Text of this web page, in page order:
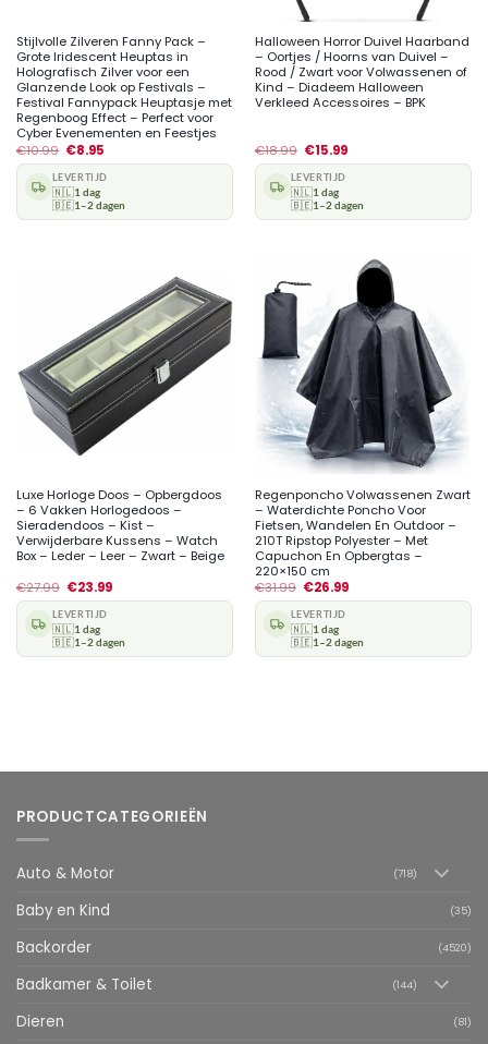
Stijlvolle Zilveren Fanny Pack –
Grote Iridescent Heuptas in
Holografisch Zilver voor een
Glanzende Look op Festivals –
Festival Fannypack Heuptasje met
Regenboog Effect – Perfect voor
Cyber Evenementen en Feestjes
€10.99 €8.95
LEVERTIJD
🇳🇱1 dag
🇧🇪1–2 dagen
Halloween Horror Duivel Haarband
– Oortjes / Hoorns van Duivel –
Rood / Zwart voor Volwassenen of
Kind – Diadeem Halloween
Verkleed Accessoires – BPK
€18.99 €15.99
LEVERTIJD
🇳🇱1 dag
🇧🇪1–2 dagen
Luxe Horloge Doos – Opbergdoos
– 6 Vakken Horlogedoos –
Sieradendoos – Kist –
Verwijderbare Kussens – Watch
Box – Leder – Leer – Zwart – Beige
€27.99 €23.99
LEVERTIJD
🇳🇱1 dag
🇧🇪1–2 dagen
Regenponcho Volwassenen Zwart
– Waterdichte Poncho Voor
Fietsen, Wandelen En Outdoor –
210T Ripstop Polyester – Met
Capuchon En Opbergtas –
220×150 cm
€31.99 €26.99
LEVERTIJD
🇳🇱1 dag
🇧🇪1–2 dagen
PRODUCTCATEGORIEËN
Auto & Motor (718)
Baby en Kind (35)
Backorder (4520)
Badkamer & Toilet (144)
Dieren (81)